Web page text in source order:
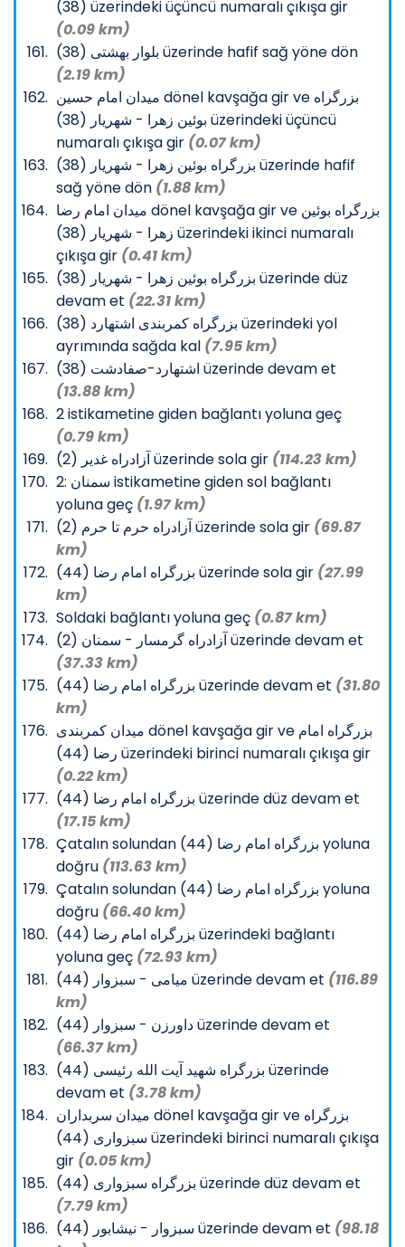
(38) üzerindeki üçüncü numaralı çıkışa gir
(0.09 km)
بلوار بهشتی (38) üzerinde hafif sağ yöne dön
(2.19 km)
میدان امام حسین dönel kavşağa gir ve بزرگراه
بوئین زهرا - شهریار (38) üzerindeki üçüncü
numaralı çıkışa gir (0.07 km)
بزرگراه بوئین زهرا - شهریار (38) üzerinde hafif
sağ yöne dön (1.88 km)
میدان امام رضا dönel kavşağa gir ve بزرگراه بوئین
زهرا - شهریار (38) üzerindeki ikinci numaralı
çıkışa gir (0.41 km)
بزرگراه بوئین زهرا - شهریار (38) üzerinde düz
devam et (22.31 km)
بزرگراه کمربندی اشتهارد (38) üzerindeki yol
ayrımında sağda kal (7.95 km)
اشتهارد-صفادشت (38) üzerinde devam et
(13.88 km)
2 istikametine giden bağlantı yoluna geç
(0.79 km)
آزادراه غدیر (2) üzerinde sola gir (114.23 km)
2: سمنان istikametine giden sol bağlantı
yoluna geç (1.97 km)
آزادراه حرم تا حرم (2) üzerinde sola gir (69.87
km)
بزرگراه امام رضا (44) üzerinde sola gir (27.99
km)
Soldaki bağlantı yoluna geç (0.87 km)
آزادراه گرمسار - سمنان (2) üzerinde devam et
(37.33 km)
بزرگراه امام رضا (44) üzerinde devam et (31.80
km)
میدان کمربندی dönel kavşağa gir ve بزرگراه امام
رضا (44) üzerindeki birinci numaralı çıkışa gir
(0.22 km)
بزرگراه امام رضا (44) üzerinde düz devam et
(17.15 km)
Çatalın solundan بزرگراه امام رضا (44) yoluna
doğru (113.63 km)
Çatalın solundan بزرگراه امام رضا (44) yoluna
doğru (66.40 km)
بزرگراه امام رضا (44) üzerindeki bağlantı
yoluna geç (72.93 km)
میامی - سبزوار (44) üzerinde devam et (116.89
km)
داورزن - سبزوار (44) üzerinde devam et
(66.37 km)
بزرگراه شهید آیت الله رئیسی (44) üzerinde
devam et (3.78 km)
میدان سربداران dönel kavşağa gir ve بزرگراه
سبزواری (44) üzerindeki birinci numaralı çıkışa
gir (0.05 km)
بزرگراه سبزواری (44) üzerinde düz devam et
(7.79 km)
سبزوار - نیشابور (44) üzerinde devam et (98.18